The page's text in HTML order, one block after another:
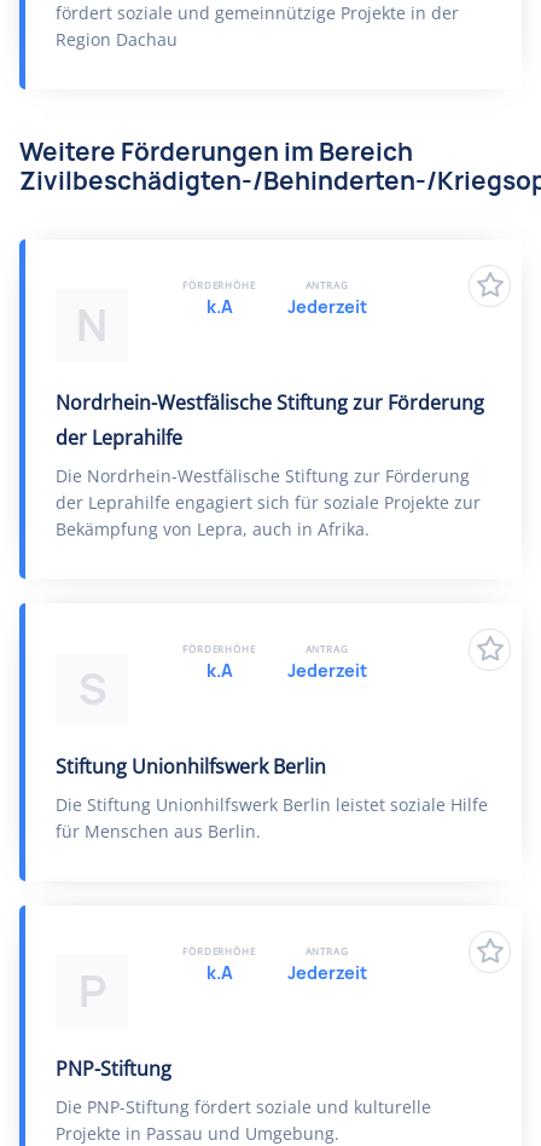
fördert soziale und gemeinnützige Projekte in der
Region Dachau
Weitere Förderungen im Bereich
Zivilbeschädigten-/Behinderten-/
N
Nordrhein-Westfälische Stiftung zur Förderung
der Leprahilfe
Die Nordrhein-Westfälische Stiftung zur Förderung
der Leprahilfe engagiert sich für soziale Projekte zur
Bekämpfung von Lepra, auch in Afrika.
FÖRDERHÖHE
k.A
ANTRAG
Jederzeit
S
Stiftung Unionhilfswerk Berlin
Die Stiftung Unionhilfswerk Berlin leistet soziale Hilfe
für Menschen aus Berlin.
FÖRDERHÖHE
k.A
ANTRAG
Jederzeit
P
PNP-Stiftung
Die PNP-Stiftung fördert soziale und kulturelle
Projekte in Passau und Umgebung.
FÖRDERHÖHE
k.A
ANTRAG
Jederzeit